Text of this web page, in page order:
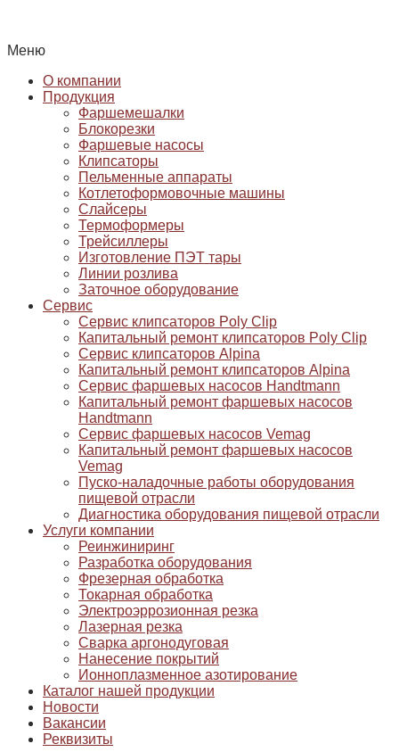
Меню
О компании
Продукция
Фаршемешалки
Блокорезки
Фаршевые насосы
Клипсаторы
Пельменные аппараты
Котлетоформовочные машины
Слайсеры
Термоформеры
Трейсиллеры
Изготовление ПЭТ тары
Линии розлива
Заточное оборудование
Сервис
Сервис клипсаторов Poly Clip
Капитальный ремонт клипсаторов Poly Clip
Сервис клипсаторов Alpina
Капитальный ремонт клипсаторов Alpina
Сервис фаршевых насосов Handtmann
Капитальный ремонт фаршевых насосов
Handtmann
Сервис фаршевых насосов Vemag
Капитальный ремонт фаршевых насосов
Vemag
Пуско-наладочные работы оборудования
пищевой отрасли
Диагностика оборудования пищевой отрасли
Услуги компании
Реинжиниринг
Разработка оборудования
Фрезерная обработка
Токарная обработка
Электроэррозионная резка
Лазерная резка
Сварка аргонодуговая
Нанесение покрытий
Ионноплазменное азотирование
Каталог нашей продукции
Новости
Вакансии
Реквизиты